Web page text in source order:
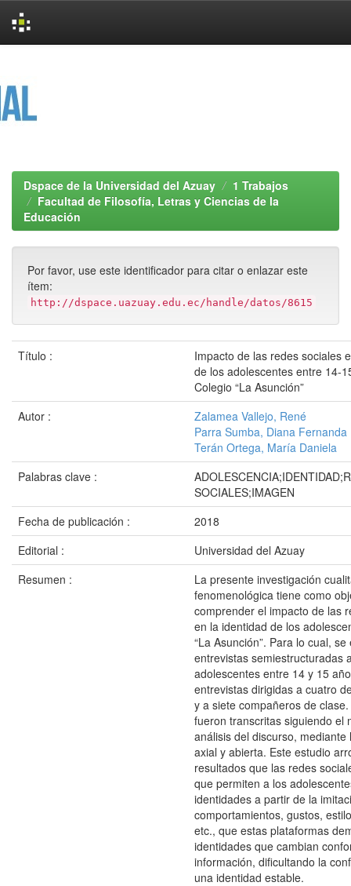
Dspace de la Universidad del Azuay
1 Trabajos
Facultad de Filosofía, Letras y Ciencias de la
Educación
Por favor, use este identificador para citar o enlazar este
ítem:
http://dspace.uazuay.edu.ec/handle/datos/8615
Título :
Impacto de las redes sociales
de los adolescentes entre 14-
Colegio “La Asunción”
Autor :
Zalamea Vallejo, René
Parra Sumba, Diana Fernanda
Terán Ortega, María Daniela
Palabras clave :
SOCIALES;IMAGEN
Fecha de publicación :
2018
Editorial :
Universidad del Azuay
Resumen :
La presente investigación
fenomenológica tiene como
comprender el impacto de las
en la identidad de los
“La Asunción”. Para lo cual,
entrevistas semiestructuradas
adolescentes entre 14 y 15
entrevistas dirigidas a cuatro
y a siete compañeros de
fueron transcritas siguiendo el
análisis del discurso, mediante
axial y abierta. Este estudio
resultados que las redes
que permiten a los
identidades a partir de la
comportamientos, gustos,
etc., que estas plataformas
identidades que cambian
información, dificultando la
una identidad estable.